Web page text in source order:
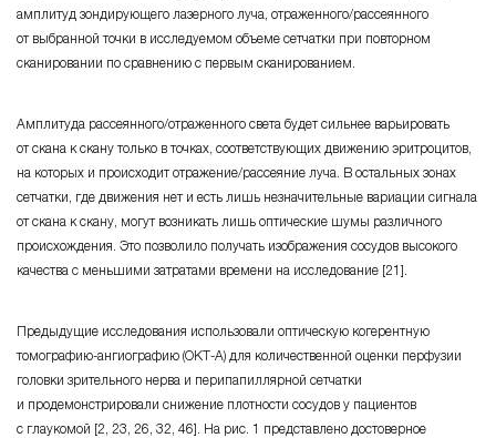
амплитуд зондирующего лазерного луча, отраженного/рассеянного
от выбранной точки в исследуемом объеме сетчатки при повторном
сканировании по сравнению с первым сканированием.
Амплитуда рассеянного/отраженного света будет сильнее варьировать
от скана к скану только в точках, соответствующих движению эритроцитов,
на которых и происходит отражение/рассеяние луча. В остальных зонах
сетчатки, где движения нет и есть лишь незначительные вариации сигнала
от скана к скану, могут возникать лишь оптические шумы различного
происхождения. Это позволило получать изображения сосудов высокого
качества с меньшими затратами времени на исследование [21].
Предыдущие исследования использовали оптическую когерентную
томографию-ангиографию (ОКТ-А) для количественной оценки перфузии
головки зрительного нерва и перипапиллярной сетчатки
и продемонстрировали снижение плотности сосудов у пациентов
с глаукомой [2, 23, 26, 32, 46]. На рис. 1 представлено достоверное